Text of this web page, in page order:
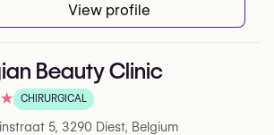
View profile
Beauty Clinic
4.7 sur 5 sur Google
★ CHIRURGICAL
5, 3290 Diest, Belgium